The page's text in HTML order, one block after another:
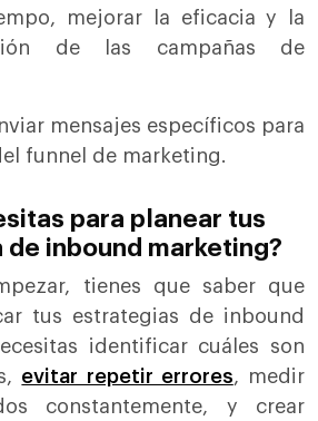
mejorar la eficacia y la
de las campañas de
mensajes específicos para
funnel de marketing.
para planear tus
inbound marketing?
tienes que saber que
tus estrategias de inbound
identificar cuáles son
evitar repetir errores, medir
constantemente, y crear